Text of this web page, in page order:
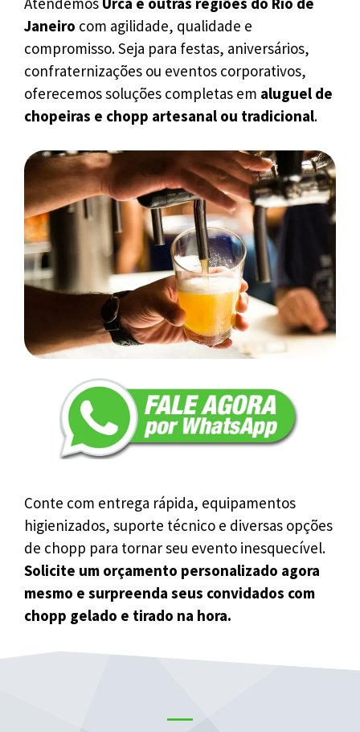
Janeiro com agilidade, qualidade e
compromisso. Seja para festas, aniversários,
confraternizações ou eventos corporativos,
oferecemos soluções completas em aluguel de
chopeiras e chopp artesanal ou tradicional.
Conte com entrega rápida, equipamentos
higienizados, suporte técnico e diversas opções
de chopp para tornar seu evento inesquecível.
Solicite um orçamento personalizado agora
mesmo e surpreenda seus convidados com
chopp gelado e tirado na hora.